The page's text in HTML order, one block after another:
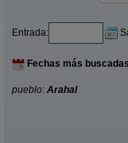
Entrada:
Fechas más buscadas
pueblo: Arahal